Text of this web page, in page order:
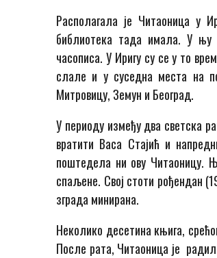
Располагала је Читаоница у
библиотека тада имала. У њу
часописа. У Иригу су се у то
слале и у суседна места на
Митровицу, Земун и Београд.
У периоду између два светска
вратити Васа Стајић и
поштедела ни ову Читаоницу.
спаљене. Свој стоти рођендан
зграда минирана.
Неколико десетина књига,
После рата, Читаоница је